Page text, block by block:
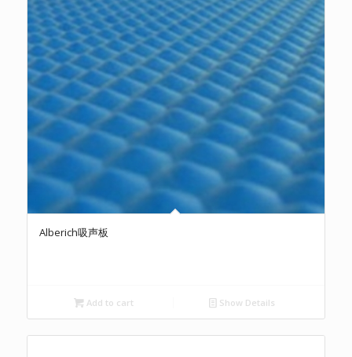
Alberich吸声板
Add to cart Show Details